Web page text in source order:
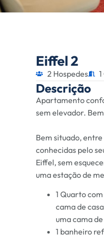
Eiffel 2
2 Hospedes
Descrição
Apartamento
sem elevador.
Bem situado, entre
conhecidas pelo
Eiffel, sem
uma estação de
1 Quarto
cama de
uma cama
1 banheiro